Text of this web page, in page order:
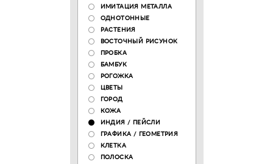
ИМИТАЦИЯ МЕТАЛЛА
ОДНОТОННЫЕ
РАСТЕНИЯ
ВОСТОЧНЫЙ РИСУНОК
ПРОБКА
БАМБУК
РОГОЖКА
ЦВЕТЫ
ГОРОД
КОЖА
ИНДИЯ / ПЕЙСЛИ
ГРАФИКА / ГЕОМЕТРИЯ
КЛЕТКА
ПОЛОСКА